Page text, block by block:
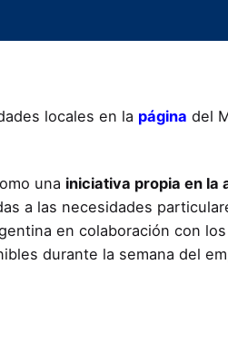
locales en la página del
una iniciativa propia en la
a las necesidades
en colaboración con
durante la semana del